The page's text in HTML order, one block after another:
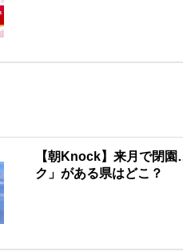
【朝Knock】来月で閉
ク」がある県はどこ？